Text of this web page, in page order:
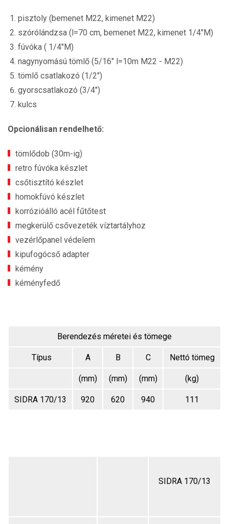
pisztoly (bemenet M22, kimenet M22)
szórólándzsa (l=70 cm, bemenet M22, kimenet 1/4"M)
fúvóka ( 1/4"M)
nagynyomású tömlő (5/16" l=10m M22 - M22)
tömlő csatlakozó (1/2")
gyorscsatlakozó (3/4")
kulcs
Opcionálisan rendelhető:
tömlődob (30m-ig)
retro fúvóka készlet
csőtisztító készlet
homokfúvó készlet
korrózióálló acél fűtőtest
megkerülő csővezeték víztartályhoz
vezérlőpanel védelem
kipufogócső adapter
kémény
kéményfedő
Berendezés méretei és tömege
Típus A B C Nettó tömeg
(mm) (mm) (mm) (kg)
SIDRA 170/13 920 620 940 111
SIDRA 170/13